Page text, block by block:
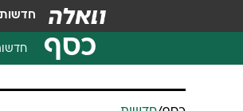
חדשות
כסף